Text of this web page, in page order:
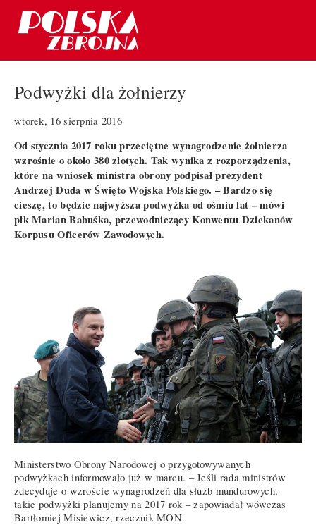
Podwyżki dla żołnierzy
wtorek, 16 sierpnia 2016
Od stycznia 2017 roku przeciętne wynagrodzenie żołnierza
wzrośnie o około 380 złotych. Tak wynika z rozporządzenia,
które na wniosek ministra obrony podpisał prezydent
Andrzej Duda w Święto Wojska Polskiego. – Bardzo się
cieszę, to będzie najwyższa podwyżka od ośmiu lat – mówi
płk Marian Babuśka, przewodniczący Konwentu Dziekanów
Korpusu Oficerów Zawodowych.
Ministerstwo Obrony Narodowej o przygotowywanych
podwyżkach informowało już w marcu. – Jeśli rada ministrów
zdecyduje o wzroście wynagrodzeń dla służb mundurowych,
takie podwyżki planujemy na 2017 rok – zapowiadał wówczas
Bartłomiej Misiewicz, rzecznik MON.